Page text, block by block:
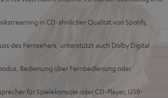
in CD-ähnlicher Qualität von Spotify,
des Fernsehers, unterstützt auch Dolby Digital
Bedienung über Fernbedienung oder
für Spielekonsole oder CD-Player, USB-